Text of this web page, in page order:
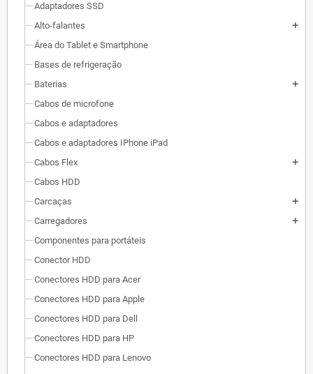
Adaptadores SSD
Alto-falantes
add
Área do Tablet e Smartphone
Bases de refrigeração
Baterias
add
Cabos de microfone
Cabos e adaptadores
Cabos e adaptadores IPhone iPad
Cabos Flex
add
Cabos HDD
Carcaças
add
Carregadores add
Componentes para portáteis
Conector HDD
Conectores HDD para Acer
Conectores HDD para Apple
Conectores HDD para Dell
Conectores HDD para HP
Conectores HDD para Lenovo